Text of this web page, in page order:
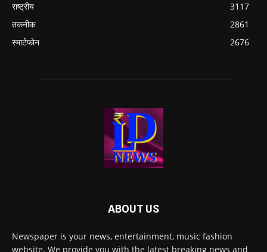
राष्ट्रीय
3117
तकनीक
2861
स्मार्टफोन
2676
ABOUT US
Newspaper is your news, entertainment, music fashion
website. We provide you with the latest breaking news and